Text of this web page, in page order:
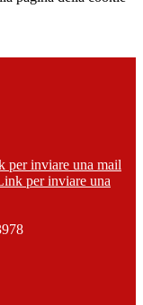
per inviare una mail
per inviare una